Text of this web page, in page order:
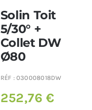
Solin Toit
5/30° +
Collet DW
Ø80
RÉF :030008018DW
252,76€